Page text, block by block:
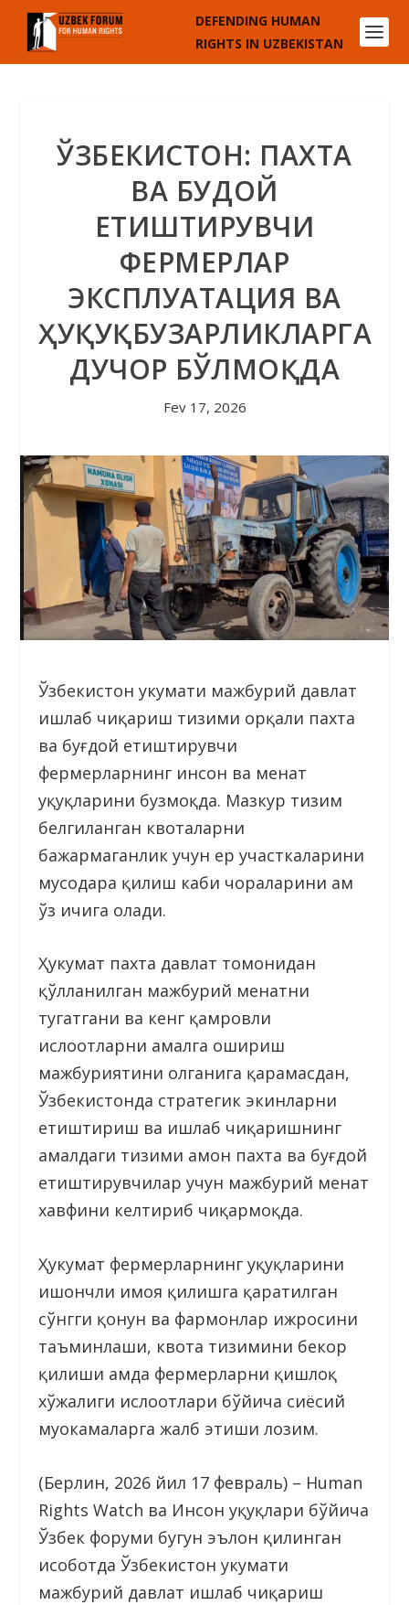
DEFENDING HUMAN
RIGHTS IN UZBEKISTAN
ЎЗБЕКИСТОН: ПАХТА
ВА БУҒДОЙ
ЕТИШТИРУВЧИ
ФЕРМЕРЛАР
ЭКСПЛУАТАЦИЯ ВА
ҲУҚУҚБУЗАРЛИКЛАРГА
ДУЧОР БЎЛМОҚДА
Fev 17, 2026
Ўзбекистон ҳукумати мажбурий давлат
ишлаб чиқариш тизими орқали пахта
ва буғдой етиштирувчи
фермерларнинг инсон ва меҳнат
ҳуқуқларини бузмоқда. Мазкур тизим
белгиланган квоталарни
бажармаганлик учун ер участкаларини
мусодара қилиш каби чораларини ҳам
ўз ичига олади.
Ҳукумат пахта давлат томонидан
қўлланилган мажбурий меҳнатни
тугатгани ва кенг қамровли
ислоҳотларни амалга ошириш
мажбуриятини олганига қарамасдан,
Ўзбекистонда стратегик экинларни
етиштириш ва ишлаб чиқаришнинг
амалдаги тизими ҳамон пахта ва буғдой
етиштирувчилар учун мажбурий меҳнат
хавфини келтириб чиқармоқда.
Ҳукумат фермерларнинг ҳуқуқларини
ишончли ҳимоя қилишга қаратилган
сўнгги қонун ва фармонлар ижросини
таъминлаши, квота тизимини бекор
қилиши ҳамда фермерларни қишлоқ
хўжалиги ислоҳотлари бўйича сиёсий
муҳокамаларга жалб этиши лозим.
(Берлин, 2026 йил 17 февраль) – Human
Rights Watch ва Инсон ҳуқуқлари бўйича
Ўзбек форуми бугун эълон қилинган
ҳисоботда Ўзбекистон ҳукумати
мажбурий давлат ишлаб чиқариш